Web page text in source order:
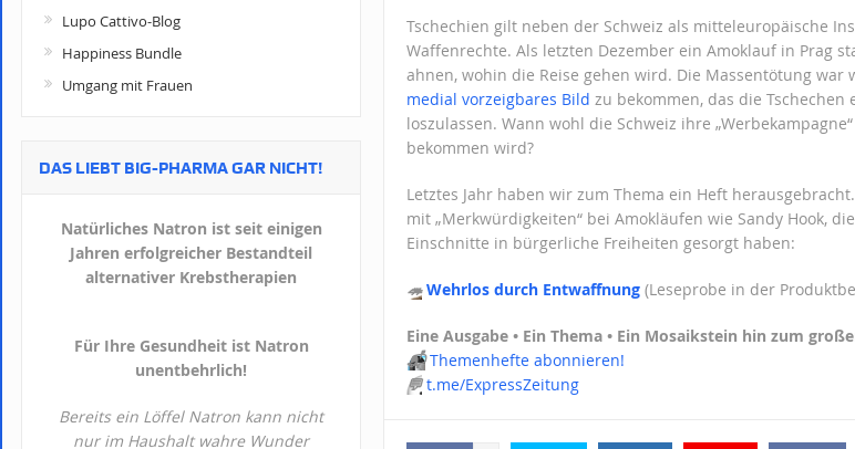
Tschechien gilt neben der Schweiz als mitteleuropäische
Waffenrechte. Als letzten Dezember ein Amoklauf in Prag
ahnen, wohin die Reise gehen wird. Die Massentötung war
medial vorzeigbares Bild zu bekommen, das die
loszulassen. Wann wohl die Schweiz ihre
bekommen wird?
Letztes Jahr haben wir zum Thema ein Heft
mit „Merkwürdigkeiten“ bei Amokläufen wie Sandy Hook,
Einschnitte in bürgerliche Freiheiten gesorgt haben:
🦔 Wehrlos durch Entwaffnung (Leseprobe in der
Eine Ausgabe • Ein Thema • Ein Mosaikstein hin zum
📬 Themenhefte abonnieren!
💬 t.me/ExpressZeitung
Lupo Cattivo-Blog
Happiness Bundle
Umgang mit Frauen
DAS LIEBT BIG-PHARMA GAR NICHT!
Natürliches Natron ist seit einigen
Jahren erfolgreicher Bestandteil
alternativer Krebstherapien
Für Ihre Gesundheit ist Natron
unentbehrlich!
Bereits ein Löffel Natron kann nicht
nur im Haushalt wahre Wunder